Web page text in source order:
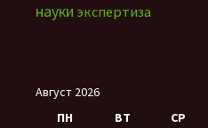
науки экспертиза
Август 2026
ПН
ВТ СР